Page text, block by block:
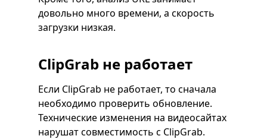
довольно много времени, а скорость
загрузки низкая.
ClipGrab не работает
Если ClipGrab не работает, то сначала
необходимо проверить обновление.
Технические изменения на видеосайтах
нарушат совместимость с ClipGrab.